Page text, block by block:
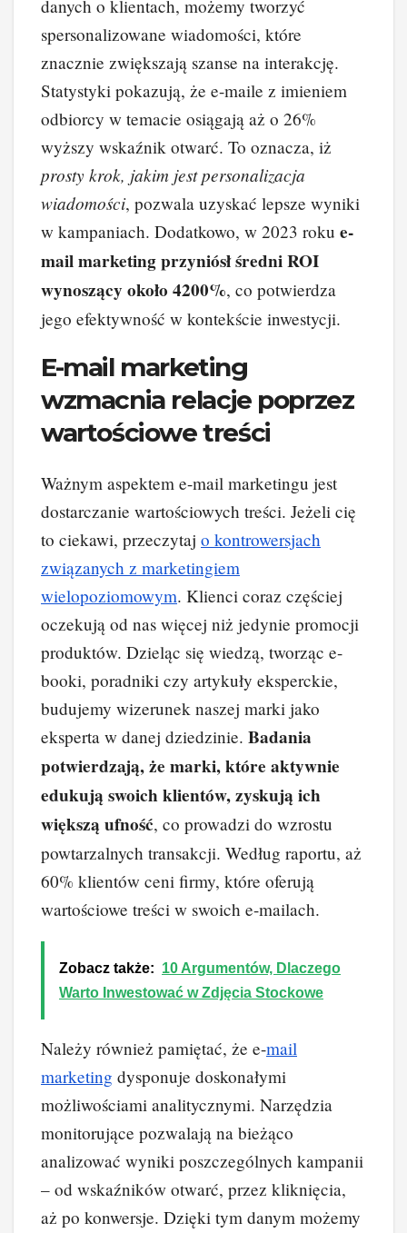
danych o klientach, możemy tworzyć
spersonalizowane wiadomości, które
znacznie zwiększają szanse na interakcję.
Statystyki pokazują, że e-maile z imieniem
odbiorcy w temacie osiągają aż o 26%
wyższy wskaźnik otwarć. To oznacza, iż
prosty krok, jakim jest personalizacja
wiadomości, pozwala uzyskać lepsze wyniki
w kampaniach. Dodatkowo, w 2023 roku e-
mail marketing przyniósł średni ROI
wynoszący około 4200%, co potwierdza
jego efektywność w kontekście inwestycji.
E-mail marketing
wzmacnia relacje poprzez
wartościowe treści
Ważnym aspektem e-mail marketingu jest
dostarczanie wartościowych treści. Jeżeli cię
to ciekawi, przeczytaj o kontrowersjach
związanych z marketingiem
wielopoziomowym. Klienci coraz częściej
oczekują od nas więcej niż jedynie promocji
produktów. Dzieląc się wiedzą, tworząc e-
booki, poradniki czy artykuły eksperckie,
budujemy wizerunek naszej marki jako
eksperta w danej dziedzinie. Badania
potwierdzają, że marki, które aktywnie
edukują swoich klientów, zyskują ich
większą ufność, co prowadzi do wzrostu
powtarzalnych transakcji. Według raportu, aż
60% klientów ceni firmy, które oferują
wartościowe treści w swoich e-mailach.
Zobacz także: 10 Argumentów, Dlaczego
Warto Inwestować w Zdjęcia Stockowe
Należy również pamiętać, że e-mail
marketing dysponuje doskonałymi
możliwościami analitycznymi. Narzędzia
monitorujące pozwalają na bieżąco
analizować wyniki poszczególnych kampanii
– od wskaźników otwarć, przez kliknięcia,
aż po konwersje. Dzięki tym danym możemy